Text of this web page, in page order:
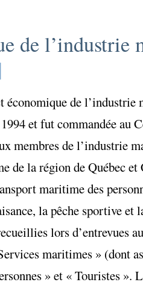
de
économique de
et fut commandée au
membres de l’industrie
la région de Québec
maritime des
la pêche sportive et
lors d’entrevues
maritimes » (dont
» et « Touristes